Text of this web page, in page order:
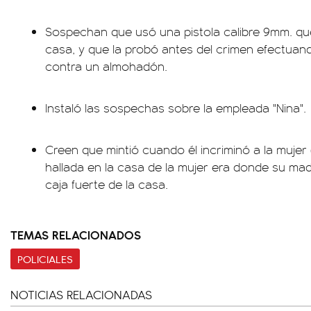
Sospechan que usó una pistola calibre 9mm.
casa, y que la probó antes del crimen
contra un almohadón.
Instaló las sospechas sobre la empleada "Nina".
Creen que mintió cuando él incriminó a la
hallada en la casa de la mujer era donde su
caja fuerte de la casa.
TEMAS RELACIONADOS
POLICIALES
NOTICIAS RELACIONADAS